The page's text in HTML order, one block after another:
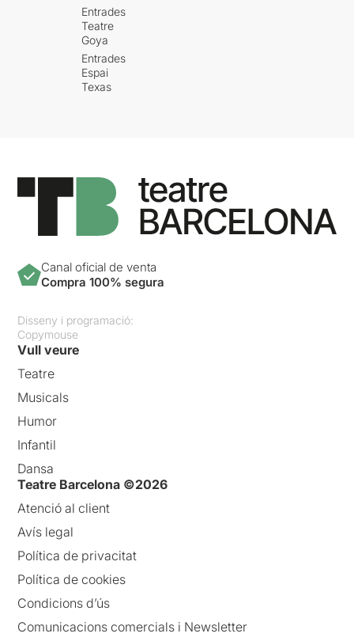
Entrades
Teatre
Goya
Entrades
Espai
Texas
Canal oficial de venta
Compra 100% segura
Disseny i programació:
Copymouse
Vull veure
Teatre
Musicals
Humor
Infantil
Dansa
Teatre Barcelona ©2026
Atenció al client
Avís legal
Política de privacitat
Política de cookies
Condicions d’ús
Comunicacions comercials i Newsletter